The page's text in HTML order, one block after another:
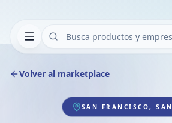
Volver al marketplace
SAN FRANCISCO,